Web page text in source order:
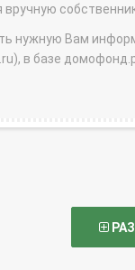
нужную Вам
в базе